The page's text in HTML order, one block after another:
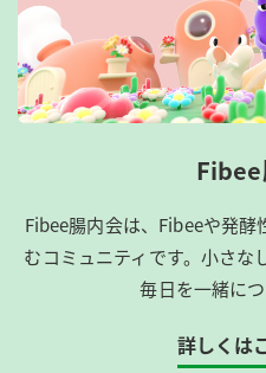
Fibee腸内会は、​Fibeeや発酵
むコミュニティです。​小さな
毎日を一緒につ
詳しくは